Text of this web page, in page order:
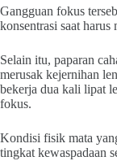
Gangguan fokus
konsentrasi saat
Selain itu, paparan
merusak kejernihan
bekerja dua kali lipat
fokus.
Kondisi fisik mata
tingkat kewaspadaan